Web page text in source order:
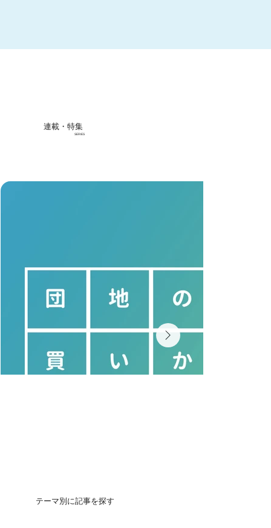
連載・特集
SERIES
団地の買いかたテーマ別に記事を探す